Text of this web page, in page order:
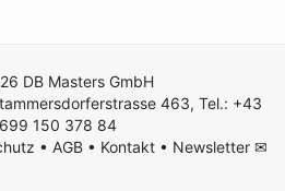
DB Masters GmbH
463, Tel.: +43
699 150 378 84
• AGB • Kontakt • Newsletter ✉